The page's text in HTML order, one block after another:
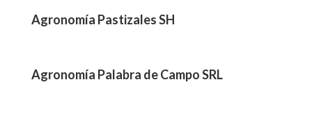
Agronomía Pastizales SH
Agronomía Palabra de Campo SRL